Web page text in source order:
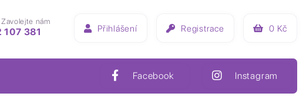
nám
381 Přihlášení Registrace 0 Kč
Facebook Instagram